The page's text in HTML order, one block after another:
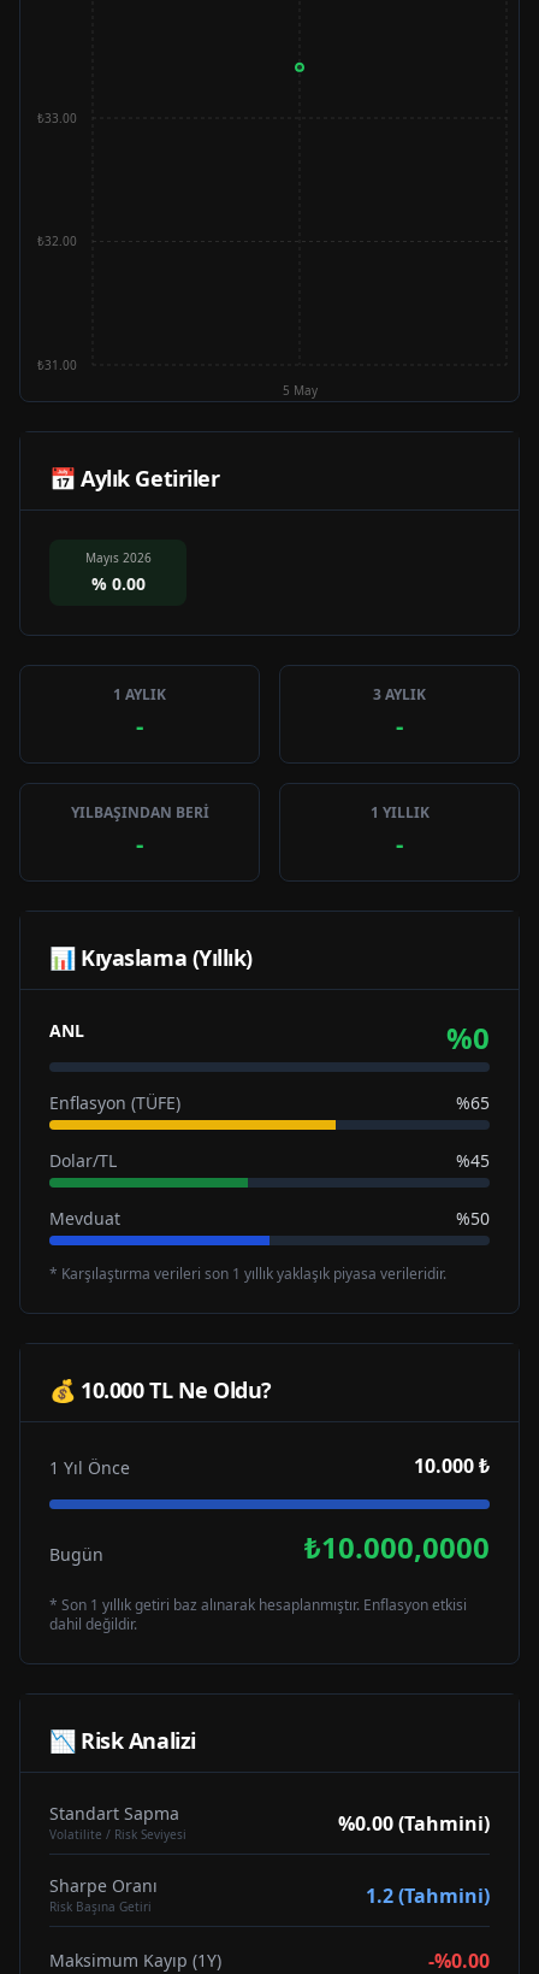
5 May
₺31.00
₺32.00
₺33.00
📅 Aylık Getiriler
Mayıs 2026
% 0.00
1 AYLIK
-
3 AYLIK
-
YILBAŞINDAN BERİ
-
1 YILLIK
-
📊 Kıyaslama (Yıllık)
ANL %0
Enflasyon (TÜFE) %65
Dolar/TL %45
Mevduat %50
* Karşılaştırma verileri son 1 yıllık yaklaşık piyasa verileridir.
💰 10.000 TL Ne Oldu?
1 Yıl Önce 10.000 ₺
Bugün ₺10.000,0000
* Son 1 yıllık getiri baz alınarak hesaplanmıştır. Enflasyon etkisi
dahil değildir.
📉 Risk Analizi
Standart Sapma
Volatilite / Risk Seviyesi %0.00 (Tahmini)
Sharpe Oranı
Risk Başına Getiri 1.2 (Tahmini)
Maksimum Kayıp (1Y) -%0.00